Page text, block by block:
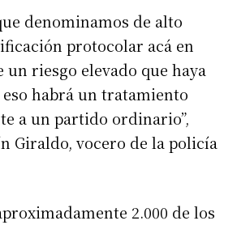
denominamos de alto
protocolar acá en
un riesgo elevado que haya
habrá un tratamiento
a un partido ordinario”,
Giraldo, vocero de la policía
2.000 de los